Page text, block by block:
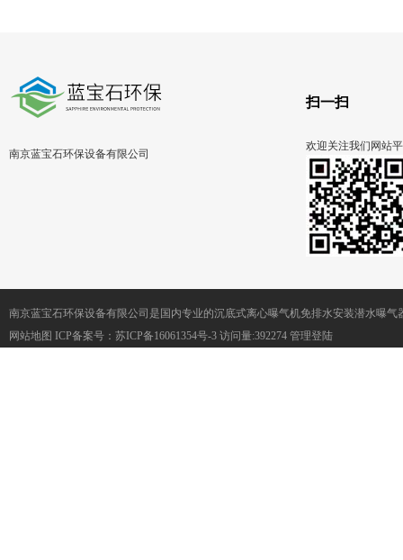
南京蓝宝石环保设备有限公司
扫一扫
欢迎关注我们网站
南京蓝宝石环保设备有限公司是国内专业的沉底式离心曝气机免排水安装潜水曝
网站地图 ICP备案号： 苏ICP备16061354号-3 访问量:392274 管理登陆